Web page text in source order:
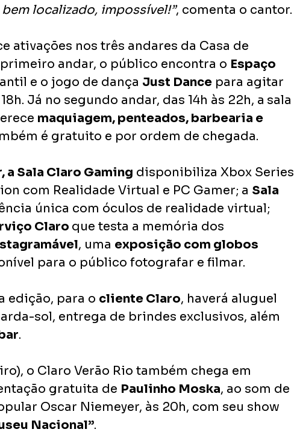
localizado, impossível!”, comenta o cantor.
ativações nos três andares da Casa de
andar, o público encontra o Espaço
e o jogo de dança Just Dance para agitar
Já no segundo andar, das 14h às 22h, a sala
maquiagem, penteados, barbearia e
é gratuito e por ordem de chegada.
a Sala Claro Gaming disponibiliza Xbox Series
com Realidade Virtual e PC Gamer; a Sala
única com óculos de realidade virtual;
Claro que testa a memória dos
, uma exposição com globos
para o público fotografar e filmar.
edição, para o cliente Claro, haverá aluguel
sol, entrega de brindes exclusivos, além
.
o Claro Verão Rio também chega em
gratuita de Paulinho Moska, ao som de
Oscar Niemeyer, às 20h, com seu show
Nacional”.